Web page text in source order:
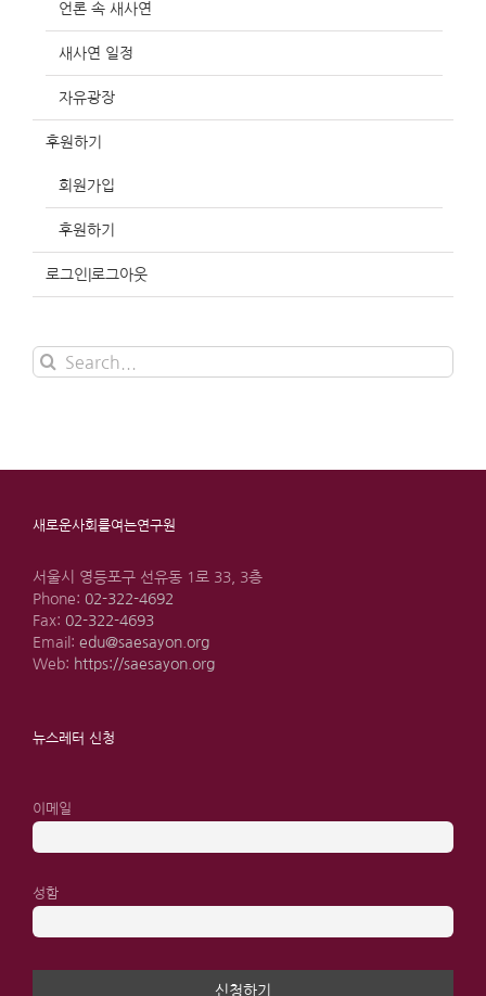
언론 속 새사연
새사연 일정
자유광장
후원하기
회원가입
후원하기
로그인|로그아웃
Search
for:
새로운사회를여는연구원
서울시 영등포구 선유동 1로 33, 3층
Phone: 02-322-4692
Fax: 02-322-4693
Email: edu@saesayon.org
Web: https://saesayon.org
뉴스레터 신청
이메일
성함